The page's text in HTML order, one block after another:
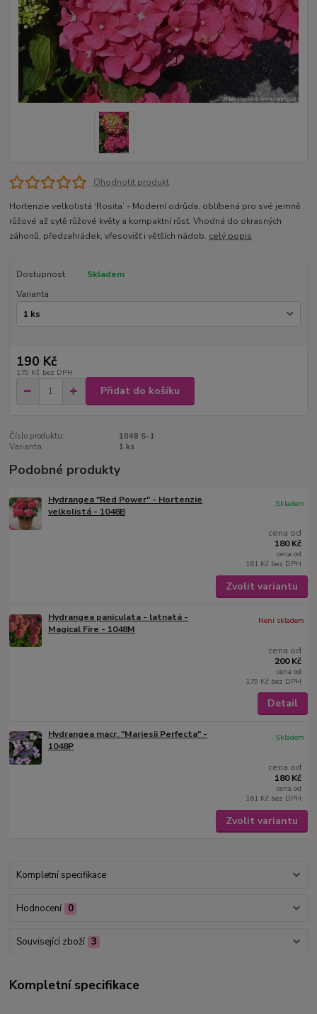
Ohodnotit produkt
Hortenzie velkolistá ‘Rosita’ - Moderní odrůda, oblíbená pro své jemně
růžové až sytě růžové květy a kompaktní růst. Vhodná do okrasných
záhonů, předzahrádek, vřesovišť i větších nádob. celý popis
Dostupnost
Skladem
Varianta
190 Kč
170 Kč bez DPH
Přidat do košíku
Číslo produktu:
1048 S-1
Varianta:
1 ks
Podobné produkty
Hydrangea "Red Power" - Hortenzie
velkolistá - 1048B
cena od
180 Kč
cena od
161 Kč bez DPH
Skladem
Zvolit variantu
Hydrangea paniculata - latnatá -
Magical Fire - 1048M
cena od
200 Kč
cena od
179 Kč bez DPH
Není skladem
Detail
Hydrangea macr. "Mariesii Perfecta" -
1048P
cena od
180 Kč
cena od
161 Kč bez DPH
Skladem
Zvolit variantu
Kompletní specifikace
Hodnocení 0
Související zboží 3
Kompletní specifikace